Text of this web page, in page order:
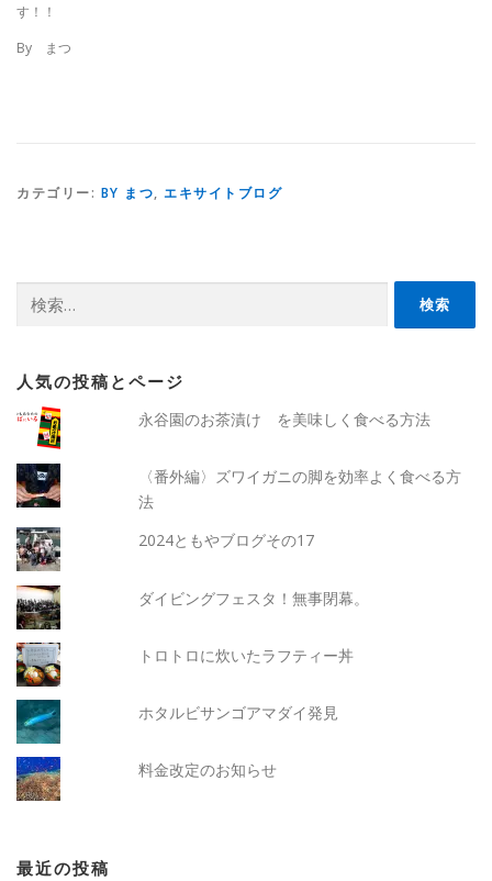
す！！
By まつ
カテゴリー: BY まつ, エキサイトブログ
索:
人気の投稿とページ
永谷園のお茶漬け を美味しく食べる方法
〈番外編〉ズワイガニの脚を効率よく食べる方
法
2024ともやブログその17
ダイビングフェスタ！無事閉幕。
トロトロに炊いたラフティー丼
ホタルビサンゴアマダイ発見
料金改定のお知らせ
最近の投稿